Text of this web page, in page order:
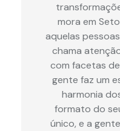
mora em
aquelas
chama
com facetas
gente faz um
harmonia
formato do
único, e a